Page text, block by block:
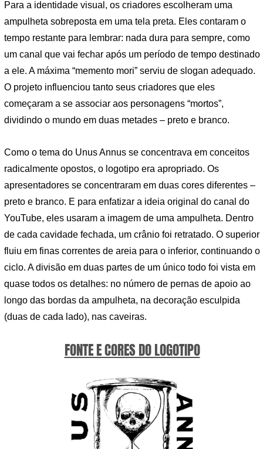
Para a identidade visual, os criadores escolheram uma
ampulheta sobreposta em uma tela preta. Eles contaram o
tempo restante para lembrar: nada dura para sempre, como
um canal que vai fechar após um período de tempo destinado
a ele. A máxima “memento mori” serviu de slogan adequado.
O projeto influenciou tanto seus criadores que eles
começaram a se associar aos personagens “mortos”,
dividindo o mundo em duas metades – preto e branco.
Como o tema do Unus Annus se concentrava em conceitos
radicalmente opostos, o logotipo era apropriado. Os
apresentadores se concentraram em duas cores diferentes –
preto e branco. E para enfatizar a ideia original do canal do
YouTube, eles usaram a imagem de uma ampulheta. Dentro
de cada cavidade fechada, um crânio foi retratado. O superior
fluiu em finas correntes de areia para o inferior, continuando o
ciclo. A divisão em duas partes de um único todo foi vista em
quase todos os detalhes: no número de pernas de apoio ao
longo das bordas da ampulheta, na decoração esculpida
(duas de cada lado), nas caveiras.
FONTE E CORES DO LOGOTIPO